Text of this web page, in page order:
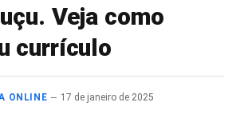
Veja como
currículo
ONLINE
17 de janeiro de 2025